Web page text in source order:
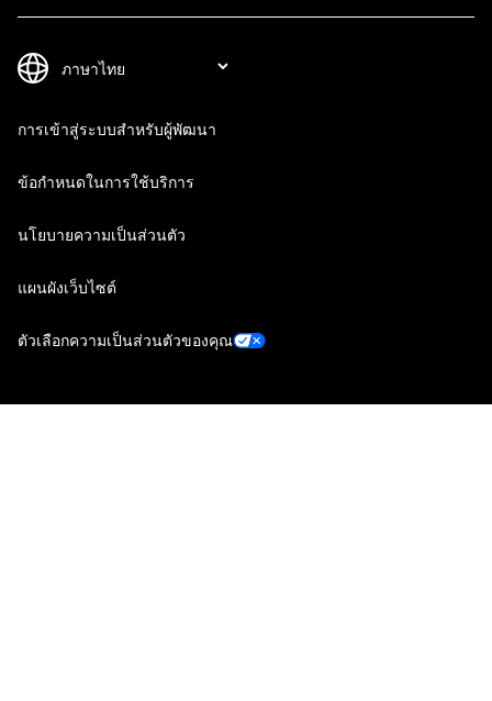
การเข้าสู่ระบบสำหรับผู้พัฒนา
ข้อกำหนดในการใช้บริการ
นโยบายความเป็นส่วนตัว
แผนผังเว็บไซต์
ตัวเลือกความเป็นส่วนตัวของคุณ